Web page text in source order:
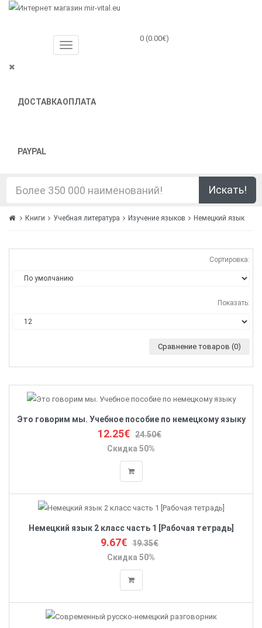
ДОСТАВКАОПЛАТА
PAYPAL
0 (0.00€)
Искать!
Книги Учебная литература Изучение языков Немецкий язык
Сортировка:
Показать:
Сравнение товаров (0)
Это говорим мы. Учебное пособие по немецкому языку
12.25€ 24.50€
Скидка 50%
Немецкий язык 2 класс часть 1 [Рабочая тетрадь]
9.67€ 19.35€
Скидка 50%